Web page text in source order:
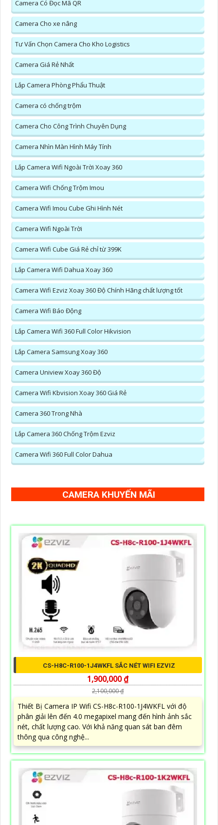
Camera Có Đọc Mã QR
Camera Cho xe nâng
Tư Vấn Chọn Camera Cho Kho Logistics
Camera Giá Rẻ Nhất
Lắp Camera Phòng Phẩu Thuật
Camera có chống trộm
Camera Cho Công Trình Chuyên Dụng
Camera Nhìn Màn Hình Máy Tính
Lắp Camera Wifi Ngoài Trời Xoay 360
Camera Wifi Chống Trộm Imou
Camera Wifi Imou Cube Ghi Hình Nét
Camera Wifi Ngoài Trời
Camera Wifi Cube Giá Rẻ chỉ từ 399K
Lắp Camera Wifi Dahua Xoay 360
Camera Wifi Ezviz Xoay 360 Độ Chính Hãng chất lượng tốt
Camera Wifi Báo Động
Lắp Camera Wifi 360 Full Color Hikvision
Lắp Camera Samsung Xoay 360
Camera Uniview Xoay 360 Độ
Camera Wifi Kbvision Xoay 360 Giá Rẻ
Camera 360 Trong Nhà
Lắp Camera 360 Chống Trộm Ezviz
Camera Wifi 360 Full Color Dahua
CAMERA KHUYẾN MÃI
CS-H8C-R100-1J4WKFL SẮC NÉT WIFI EZVIZ
1,900,000 ₫
2,100,000 ₫
Thiết Bị Camera IP Wifi CS-H8c-R100-1J4WKFL với độ
phân giải lên đến 4.0 megapixel mang đến hình ảnh sắc
nét, chất lượng cao. Với khả năng quan sát ban đêm
thông qua công nghệ...